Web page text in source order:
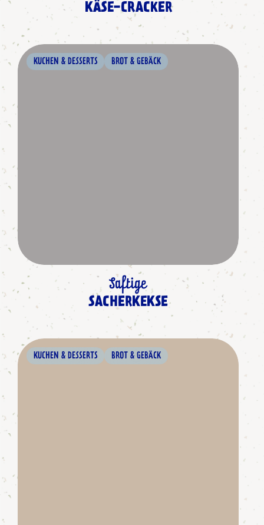
KÄSE-CRACKER
KUCHEN & DESSERTS BROT & GEBÄCK
Saftige
SACHERKEKSE
KUCHEN & DESSERTS BROT & GEBÄCK